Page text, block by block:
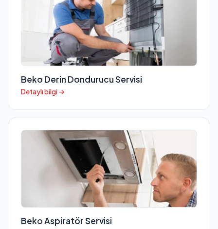
Beko Derin Dondurucu Servisi
Detaylı bilgi →
Beko Aspiratör Servisi